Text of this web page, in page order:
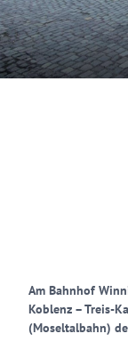
Am Bahnhof
Koblenz – Treis-
(Moseltalbahn)